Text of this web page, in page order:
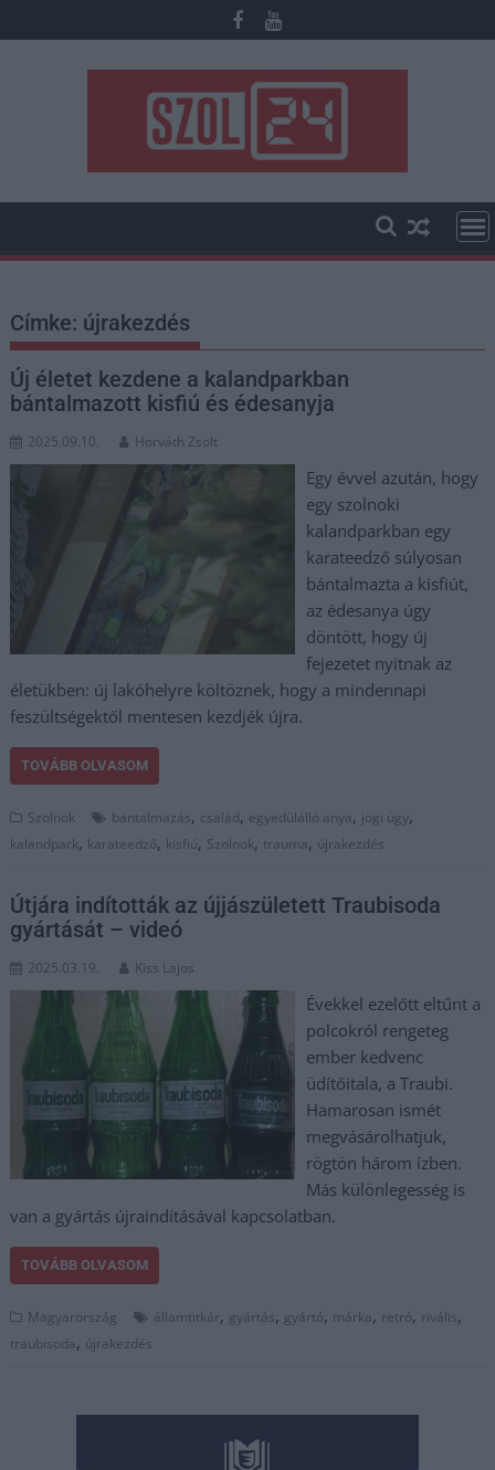
to
Címke: újrakezdés
Új életet kezdene a kalandparkban
bántalmazott kisfiú és édesanyja
2025.09.10. Horváth Zsolt
Egy évvel azután, hogy
egy szolnoki
kalandparkban egy
karateedző súlyosan
bántalmazta a kisfiút,
az édesanya úgy
döntött, hogy új
fejezetet nyitnak az
életükben: új lakóhelyre költöznek, hogy a mindennapi
feszültségektől mentesen kezdjék újra.
TOVÁBB OLVASOM
Szolnok bántalmazás, család, egyedülálló anya, jogi ügy,
kalandpark, karateedző, kisfiú, Szolnok, trauma, újrakezdés
Útjára indították az újjászületett Traubisoda
gyártását – videó
2025.03.19. Kiss Lajos
Évekkel ezelőtt eltűnt a
polcokról rengeteg
ember kedvenc
üdítőitala, a Traubi.
Hamarosan ismét
megvásárolhatjuk,
rögtön három ízben.
Más különlegesség is
van a gyártás újraindításával kapcsolatban.
TOVÁBB OLVASOM
Magyarország államtitkár, gyártás, gyártó, márka, retró, rivális,
traubisoda, újrakezdés